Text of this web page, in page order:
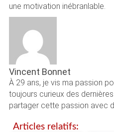
une motivation inébranlable.
Vincent Bonnet
À 29 ans, je vis ma passion
toujours curieux des
partager cette passion avec
Articles relatifs: